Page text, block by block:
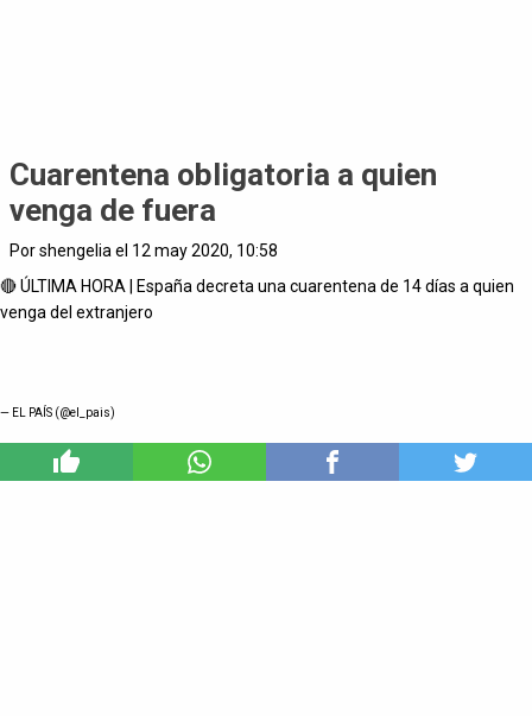
Cuarentena obligatoria a quien
venga de fuera
Por shengelia el 12 may 2020, 10:58
🔴 ÚLTIMA HORA | España decreta una cuarentena de 14 días a quien
venga del extranjero
— EL PAÍS (@el_pais)